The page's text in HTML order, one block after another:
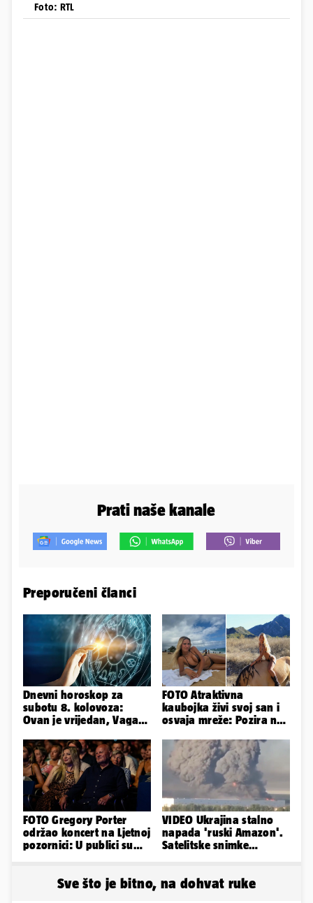
Foto: RTL
Prati naše kanale
Preporučeni članci
Dnevni horoskop za
subotu 8. kolovoza:
Ovan je vrijedan, Vaga
FOTO Atraktivna
kaubojka živi svoj san i
osvaja mreže: Pozira na
rodeu...
FOTO Gregory Porter
održao koncert na Ljetnoj
pozornici: U publici su
VIDEO Ukrajina stalno
napada 'ruski Amazon'.
Satelitske snimke
Sve što je bitno, na dohvat ruke